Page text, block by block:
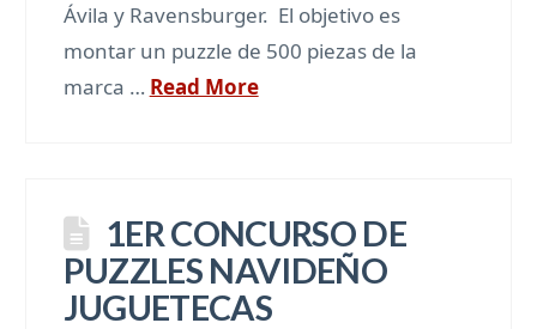
Ávila y Ravensburger. El objetivo es
montar un puzzle de 500 piezas de la
marca … Read More
1ER CONCURSO DE
PUZZLES NAVIDEÑO
JUGUETECAS